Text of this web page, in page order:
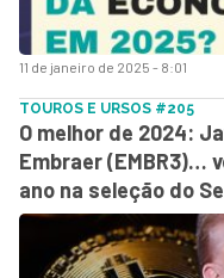
11 de janeiro de 2025 - 8:01
TOUROS E URSOS #205
O melhor de 2024:
Embraer (EMBR3)…
ano na seleção do